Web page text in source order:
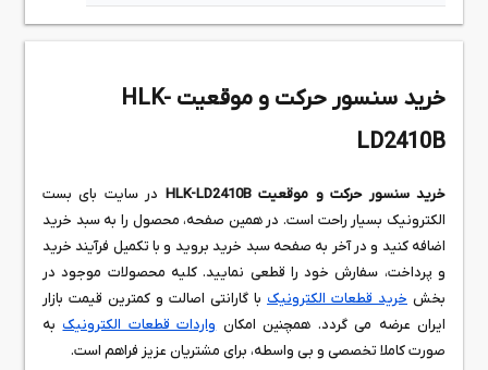
خرید سنسور حرکت و موقعیت HLK-
LD2410B
خرید سنسور حرکت و موقعیت HLK-LD2410B
در سایت بای بست
الکترونیک بسیار راحت است. در همین صفحه، محصول را به سبد خرید
اضافه کنید و در آخر به صفحه سبد خرید بروید و با تکمیل فرآیند خرید
و پرداخت، سفارش خود را قطعی نمایید. کلیه محصولات موجود در
بخش خرید قطعات الکترونیک با گارانتی اصالت و کمترین قیمت بازار
ایران عرضه می گردد. همچنین امکان واردات قطعات الکترونیک به
صورت کاملا تخصصی و بی واسطه، برای مشتریان عزیز فراهم است.